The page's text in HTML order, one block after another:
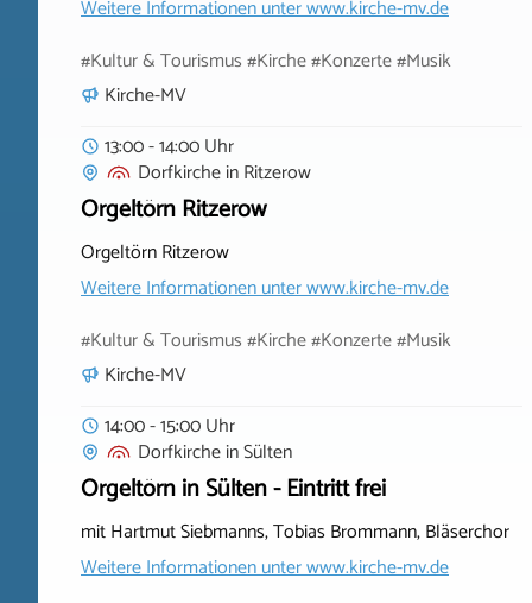
Weitere Informationen unterwww.kirche-mv.de
#Kultur & Tourismus #Kirche #Konzerte #Musik
Kirche-MV
13:00 - 14:00 Uhr
DorfkircheinRitzerow
Orgeltörn Ritzerow
Orgeltörn Ritzerow
Weitere Informationen unterwww.kirche-mv.de
#Kultur & Tourismus #Kirche #Konzerte #Musik
Kirche-MV
14:00 - 15:00 Uhr
DorfkircheinSülten
Orgeltörn in Sülten - Eintritt frei
mit Hartmut Siebmanns, Tobias Brommann, Bläserchor
Weitere Informationen unterwww.kirche-mv.de